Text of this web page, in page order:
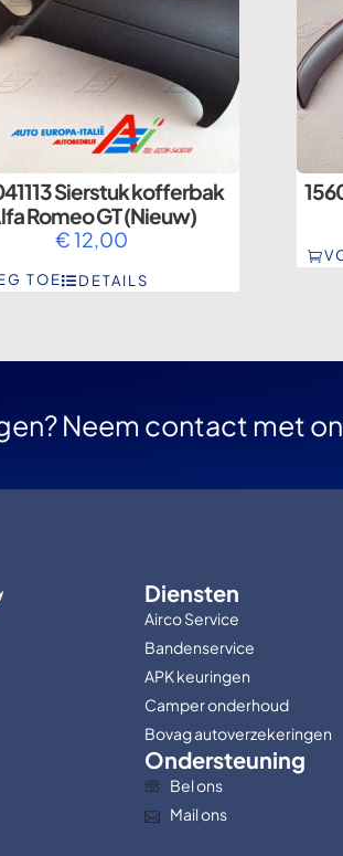
Sierstuk kofferbak
Romeo GT (Nieuw)
€12,00
TOE DETAILS
Neem contact met
Diensten
Airco Service
Bandenservice
APK keuringen
Camper onderhoud
Bovag autoverzekeringen
Ondersteuning
Bel ons
Mail ons